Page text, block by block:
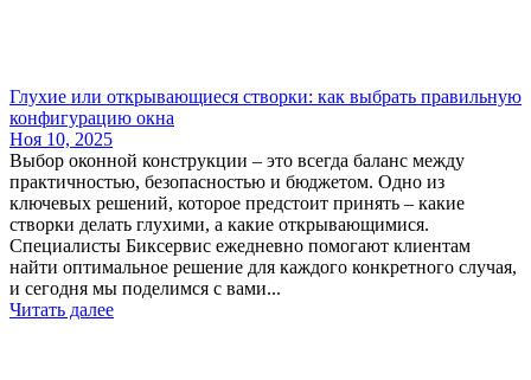
Глухие или открывающиеся створки: как выбрать правильную
конфигурацию окна
Ноя 10, 2025
Выбор оконной конструкции – это всегда баланс между
практичностью, безопасностью и бюджетом. Одно из
ключевых решений, которое предстоит принять – какие
створки делать глухими, а какие открывающимися.
Специалисты Биксервис ежедневно помогают клиентам
найти оптимальное решение для каждого конкретного случая,
и сегодня мы поделимся с вами...
Читать далее